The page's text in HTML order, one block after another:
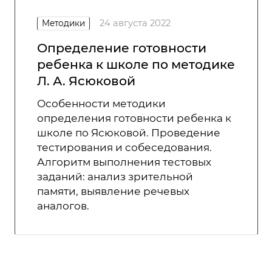
Методики 24 августа 2022
Определение готовности
ребенка к школе по методике
Л. А. Ясюковой
Особенности методики
определения готовности ребенка к
школе по Ясюковой. Проведение
тестирования и собеседования.
Алгоритм выполнения тестовых
заданий: анализ зрительной
памяти, выявление речевых
аналогов.